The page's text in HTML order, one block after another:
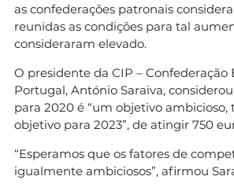
as confederações patronais
reunidas as condições para tal
consideraram elevado.
O presidente da CIP – Confederação
Portugal, António Saraiva,
para 2020 é “um objetivo ambicioso,
objetivo para 2023”, de atingir 750
“Esperamos que os fatores de
igualmente ambiciosos”, afirmou